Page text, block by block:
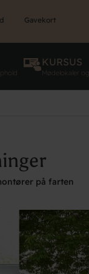
Gavekort
KURSUS
Mødelokaler
på farten